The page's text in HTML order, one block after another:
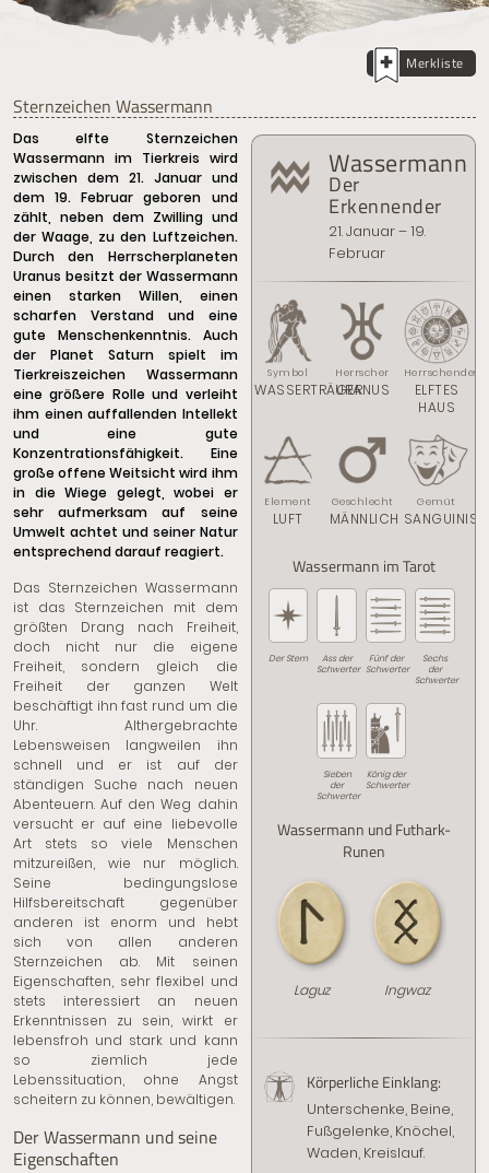
Merkliste
Sternzeichen Wassermann
Wassermann
Der
Erkennender
21. Januar – 19.
Februar
Symbol
WASSERTRÄGER
Herrscher
URANUS
Herrschendes
ELFTES
HAUS
Element
LUFT
Geschlecht
MÄNNLICH
Gemüt
Wassermann im Tarot
Der Stern
Ass der
Schwerter
Fünf der
Schwerter
Sechs
der
Schwerter
Sieben
der
Schwerter
König der
Schwerter
Wassermann und Futhark-
Runen
Laguz Ingwaz
Körperliche Einklang:
Unterschenke, Beine,
Fußgelenke, Knöchel,
Waden, Kreislauf.
Das elfte Sternzeichen
Wassermann im Tierkreis wird
zwischen dem 21. Januar und
dem 19. Februar geboren und
zählt, neben dem Zwilling und
der Waage, zu den Luftzeichen.
Durch den Herrscherplaneten
Uranus besitzt der Wassermann
einen starken Willen, einen
scharfen Verstand und eine
gute Menschenkenntnis. Auch
der Planet Saturn spielt im
Tierkreiszeichen Wassermann
eine größere Rolle und verleiht
ihm einen auffallenden Intellekt
und eine gute
Konzentrationsfähigkeit. Eine
große offene Weitsicht wird ihm
in die Wiege gelegt, wobei er
sehr aufmerksam auf seine
Umwelt achtet und seiner Natur
entsprechend darauf reagiert.
Das Sternzeichen Wassermann
ist das Sternzeichen mit dem
größten Drang nach Freiheit,
doch nicht nur die eigene
Freiheit, sondern gleich die
Freiheit der ganzen Welt
beschäftigt ihn fast rund um die
Uhr. Althergebrachte
Lebensweisen langweilen ihn
schnell und er ist auf der
ständigen Suche nach neuen
Abenteuern. Auf den Weg dahin
versucht er auf eine liebevolle
Art stets so viele Menschen
mitzureißen, wie nur möglich.
Seine bedingungslose
Hilfsbereitschaft gegenüber
anderen ist enorm und hebt
sich von allen anderen
Sternzeichen ab. Mit seinen
Eigenschaften, sehr flexibel und
stets interessiert an neuen
Erkenntnissen zu sein, wirkt er
lebensfroh und stark und kann
so ziemlich jede
Lebenssituation, ohne Angst
scheitern zu können, bewältigen.
Der Wassermann und seine
Eigenschaften